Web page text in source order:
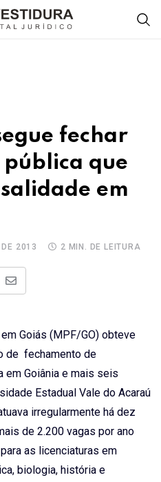
fechar
que
em
2013 2 MIN. DE LEITURA
Share
Email
Goiás (MPF/GO) obteve
de fechamento de
em Goiânia e mais seis
Estadual Vale do Acaraú
irregularmente há dez
de 2.200 vagas por ano
as licenciaturas em
biologia, história e